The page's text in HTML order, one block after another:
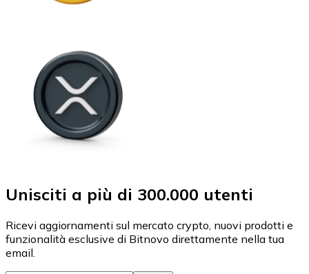
Unisciti a più di 300.000 utenti
Ricevi aggiornamenti sul mercato crypto, nuovi prodotti e
funzionalità esclusive di Bitnovo direttamente nella tua
email.